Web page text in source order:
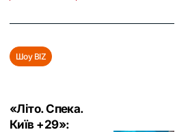
Шоу BIZ
«Літо. Спека.
Київ +29»: